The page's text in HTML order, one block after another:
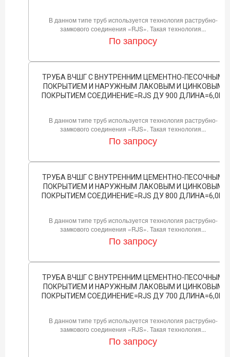
В данном типе труб используется технология раструбно-
замкового соединения «RJS». Такая технология...
По запросу
ТРУБА ВЧШГ С ВНУТРЕННИМ ЦЕМЕНТНО-ПЕСОЧНЫМ
ПОКРЫТИЕМ И НАРУЖНЫМ ЛАКОВЫМ И ЦИНКОВЫМ
ПОКРЫТИЕМ СОЕДИНЕНИЕ=RJS ДУ 900 ДЛИНА=6,0М
В данном типе труб используется технология раструбно-
замкового соединения «RJS». Такая технология...
По запросу
ТРУБА ВЧШГ С ВНУТРЕННИМ ЦЕМЕНТНО-ПЕСОЧНЫМ
ПОКРЫТИЕМ И НАРУЖНЫМ ЛАКОВЫМ И ЦИНКОВЫМ
ПОКРЫТИЕМ СОЕДИНЕНИЕ=RJS ДУ 800 ДЛИНА=6,0М
В данном типе труб используется технология раструбно-
замкового соединения «RJS». Такая технология...
По запросу
ТРУБА ВЧШГ С ВНУТРЕННИМ ЦЕМЕНТНО-ПЕСОЧНЫМ
ПОКРЫТИЕМ И НАРУЖНЫМ ЛАКОВЫМ И ЦИНКОВЫМ
ПОКРЫТИЕМ СОЕДИНЕНИЕ=RJS ДУ 700 ДЛИНА=6,0М
В данном типе труб используется технология раструбно-
замкового соединения «RJS». Такая технология...
По запросу